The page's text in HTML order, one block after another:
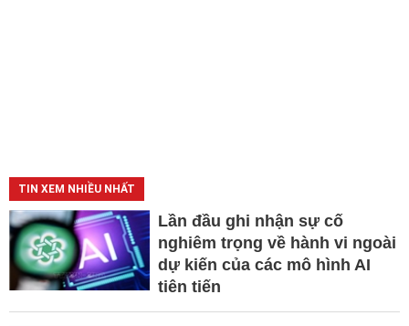
TIN XEM NHIỀU NHẤT
Lần đầu ghi nhận sự cố
nghiêm trọng về hành vi ngoài
dự kiến của các mô hình AI
tiên tiến